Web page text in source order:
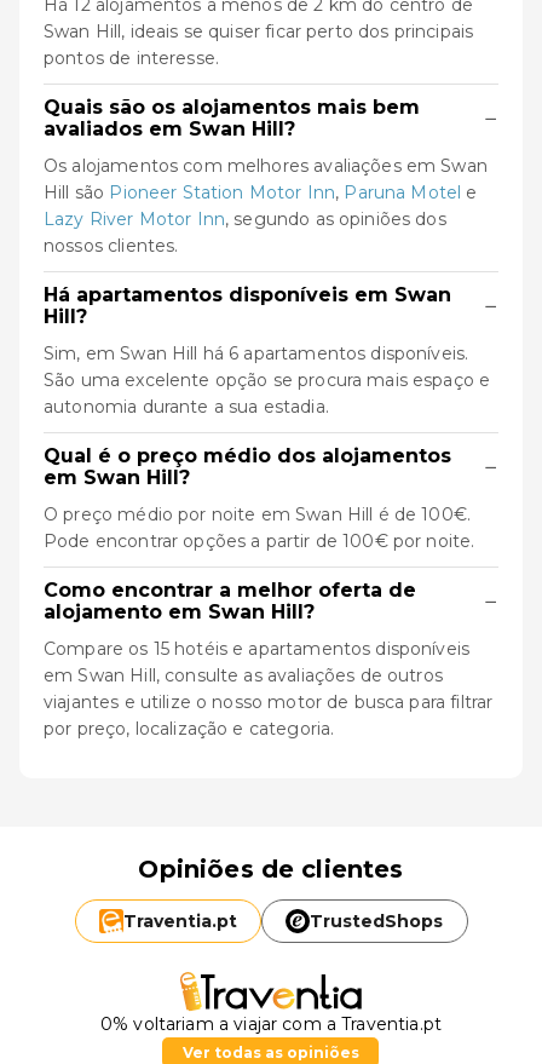
Há 12 alojamentos a menos de 2 km do centro de
Swan Hill, ideais se quiser ficar perto dos principais
pontos de interesse.
Quais são os alojamentos mais bem
avaliados em Swan Hill?
−
Os alojamentos com melhores avaliações em Swan
Hill são Pioneer Station Motor Inn, Paruna Motel e
Lazy River Motor Inn, segundo as opiniões dos
nossos clientes.
Há apartamentos disponíveis em Swan
Hill?
−
Sim, em Swan Hill há 6 apartamentos disponíveis.
São uma excelente opção se procura mais espaço e
autonomia durante a sua estadia.
Qual é o preço médio dos alojamentos
em Swan Hill?
−
O preço médio por noite em Swan Hill é de 100€.
Pode encontrar opções a partir de 100€ por noite.
Como encontrar a melhor oferta de
alojamento em Swan Hill?
−
Compare os 15 hotéis e apartamentos disponíveis
em Swan Hill, consulte as avaliações de outros
viajantes e utilize o nosso motor de busca para filtrar
por preço, localização e categoria.
Opiniões de clientes
Traventia.pt TrustedShops
0% voltariam a viajar com a Traventia.pt
Ver todas as opiniões